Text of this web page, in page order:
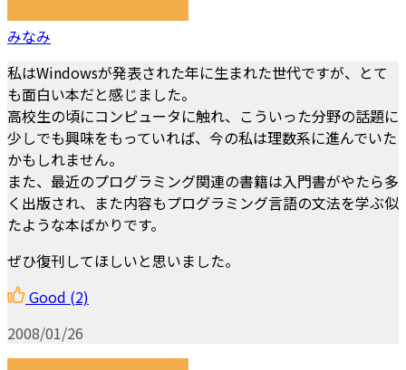
みなみ
私はWindowsが発表された年に生まれた世代ですが、とて
も面白い本だと感じました。
高校生の頃にコンピュータに触れ、こういった分野の話題に
少しでも興味をもっていれば、今の私は理数系に進んでいた
かもしれません。
また、最近のプログラミング関連の書籍は入門書がやたら多
く出版され、また内容もプログラミング言語の文法を学ぶ似
たような本ばかりです。
ぜひ復刊してほしいと思いました。
Good (2)
2008/01/26